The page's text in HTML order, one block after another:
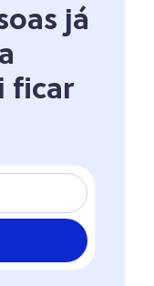
já
ficar